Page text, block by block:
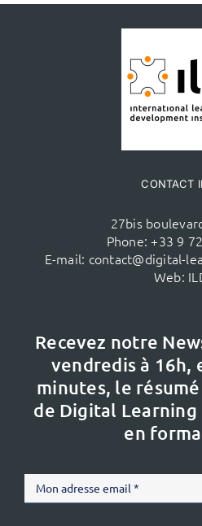
CONTACT
27bis
Phone: +33 9
E-mail: contact@digital-
Web:
Recevez notre
vendredis à 16h,
minutes, le résumé
de Digital Learning
en